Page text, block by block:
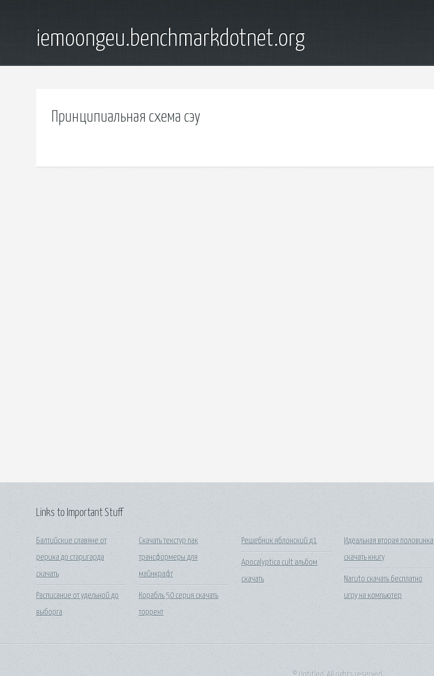
iemoongeu.benchmarkdotnet.org
Принципиальная схема сэу
Links to Important Stuff
Балтийские славяне от
рерика до старигарда
скачать
Расписание от удельной до
выборга
Скачать текстур пак
трансформеры для
майнкрафт
Корабль 50 серия скачать
торрент
Решебник яблонский д1
Apocalyptica cult альбом
скачать
Идеальная вторая половинка
скачать книгу
Naruto скачать бесплатно
игру на компьютер